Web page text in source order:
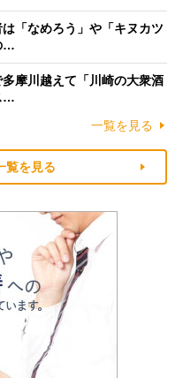
「なめろう」や「キヌカツ
…
摩川越えて「川崎の大衆酒
…
一覧を見る
覧を見る